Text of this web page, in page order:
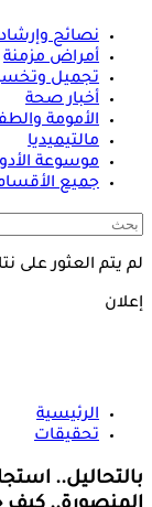
نصائح
أمراض مزمنة
تجميل
أخبار صحة
الأمومة
مالتيميديا
موسوعة
جميع
لم يتم العثور على
إعلان
الرئيسية
تحقيقات
بالتحاليل..